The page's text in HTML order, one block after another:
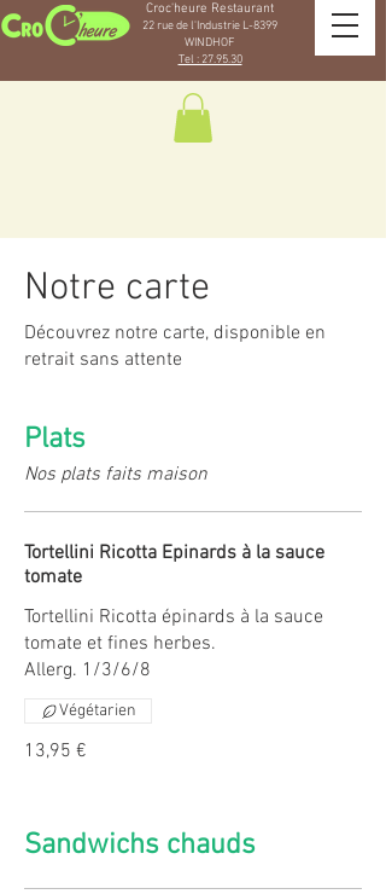
Croc'heure Restaurant
22 rue de l'Industrie L-8399
WINDHOF
Tel : 27.95.30
Notre carte
Découvrez notre carte, disponible en
retrait sans attente
Plats
Nos plats faits maison
Tortellini Ricotta Epinards à la sauce
tomate
Tortellini Ricotta épinards à la sauce
tomate et fines herbes.
Allerg. 1/3/6/8
13,95 €
Végétarien
Sandwichs chauds